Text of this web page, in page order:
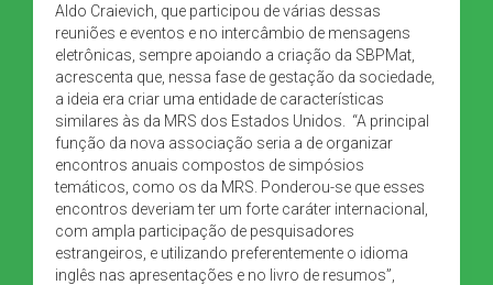
Aldo Craievich, que participou de várias dessas
reuniões e eventos e no intercâmbio de mensagens
eletrônicas, sempre apoiando a criação da SBPMat,
acrescenta que, nessa fase de gestação da sociedade,
a ideia era criar uma entidade de características
similares às da MRS dos Estados Unidos. “A principal
função da nova associação seria a de organizar
encontros anuais compostos de simpósios
temáticos, como os da MRS. Ponderou-se que esses
encontros deveriam ter um forte caráter internacional,
com ampla participação de pesquisadores
estrangeiros, e utilizando preferentemente o idioma
inglês nas apresentações e no livro de resumos”,